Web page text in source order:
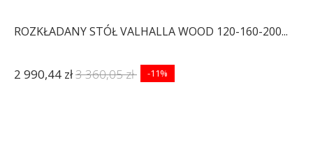
ROZKŁADANY STÓŁ VALHALLA WOOD 120-160-200...
2 990,44 zł3 360,05 zł -11%